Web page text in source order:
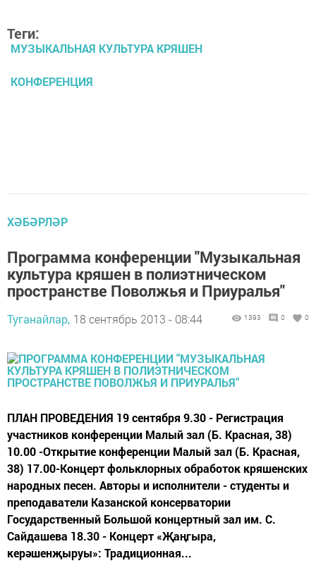
Теги:
МУЗЫКАЛЬНАЯ КУЛЬТУРА КРЯШЕН
КОНФЕРЕНЦИЯ
ХӘБӘРЛӘР
Программа конференции "Музыкальная
культура кряшен в полиэтническом
пространстве Поволжья и Приуралья"
Туганайлар, 18 сентябрь 2013 - 08:44 1393 0 0
ПЛАН ПРОВЕДЕНИЯ 19 сентября 9.30 - Регистрация
участников конференции Малый зал (Б. Красная, 38)
10.00 -Открытие конференции Малый зал (Б. Красная,
38) 17.00-Концерт фольклорных обработок кряшенских
народных песен. Авторы и исполнители - студенты и
преподаватели Казанской консерватории
Государственный Большой концертный зал им. С.
Сайдашева 18.30 - Концерт «Җаӊгыра,
керәшенҗыруы»: Традиционная...